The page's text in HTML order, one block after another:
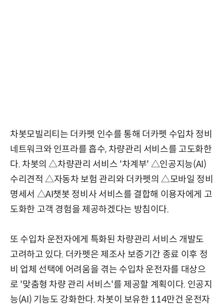
차봇모빌리티는 더카펫 인수를 통해 더카펫 수입차 정비
네트워크와 인프라를 흡수, 차량관리 서비스를 고도화한
다. 차봇의 △차량관리 서비스 '차계부' △인공지능(AI)
수리견적 △자동차 보험 관리와 더카펫의 △모바일 정비
명세서 △AI챗봇 정비사 서비스를 결합해 이용자에게 고
도화한 고객 경험을 제공하겠다는 방침이다.
또 수입차 운전자에게 특화된 차량관리 서비스 개발도
고려하고 있다. 더카펫은 제조사 보증기간 종료 이후 정
비 업체 선택에 어려움을 겪는 수입차 운전자를 대상으
로 '맞춤형 차량 관리 서비스'를 제공할 계획이다. 인공지
능(AI) 기능도 강화한다. 차봇이 보유한 114만건 운전자